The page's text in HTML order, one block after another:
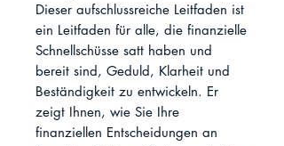
Dieser aufschlussreiche Leitfaden ist
ein Leitfaden für alle, die finanzielle
Schnellschüsse satt haben und
bereit sind, Geduld, Klarheit und
Beständigkeit zu entwickeln. Er
zeigt Ihnen, wie Sie Ihre
finanziellen Entscheidungen an